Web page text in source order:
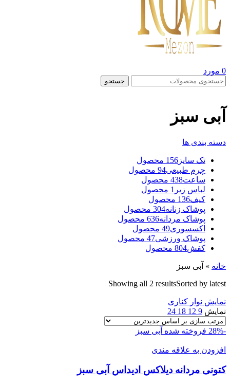
0 مورد
جستجو
آبی سبز
دسته بندی ها
تک سایز 156 محصول
چرم طبیعی94 محصول
ساعت438 محصول
لباس زیر 1 محصول
کیف136 محصول
پوشاک زنانه304 محصول
پوشاک مردانه636 محصول
اکسسوری49 محصول
پوشاک ورزشی47 محصول
کفش804 محصول
خانه » آبی سبز
Showing all 2 resultsSorted by latest
نمایش نوار کناری
نمایش 9
12
18
24
-28% فروخته شده آبی سبز
افزودن به علاقه مندی
کتونی مردانه ديلاکس اديداس آبی سبز